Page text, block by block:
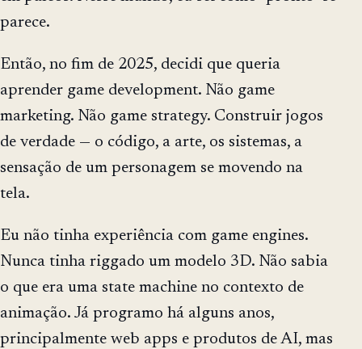
parece.
Então, no fim de 2025, decidi que queria
aprender game development. Não game
marketing. Não game strategy. Construir jogos
de verdade — o código, a arte, os sistemas, a
sensação de um personagem se movendo na
tela.
Eu não tinha experiência com game engines.
Nunca tinha riggado um modelo 3D. Não sabia
o que era uma state machine no contexto de
animação. Já programo há alguns anos,
principalmente web apps e produtos de AI, mas